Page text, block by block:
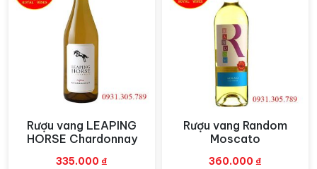
Xem nhanh
Rượu vang LEAPING
HORSE Chardonnay
335.000 ₫
Xem nhanh
Rượu vang Random
Moscato
360.000 ₫